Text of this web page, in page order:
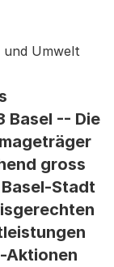
Umwelt
Basel -- Die
gross
Stadt
Aktionen